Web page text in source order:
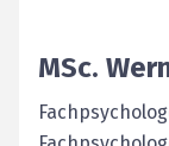
MSc.